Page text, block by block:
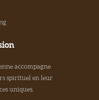
accompagne
spirituel en leur
uniques.